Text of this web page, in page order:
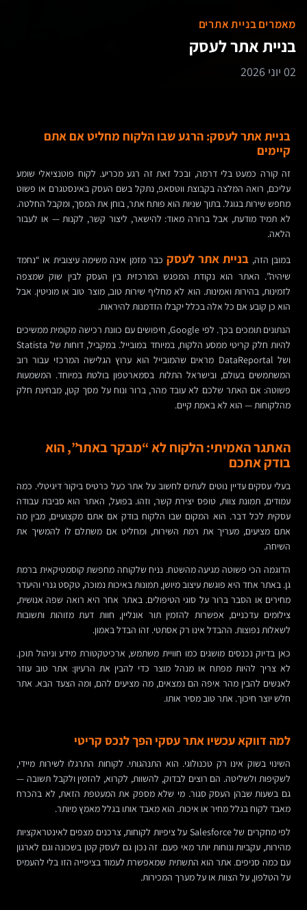
מאמרים בניית אתרים
בניית אתר לעסק
02 יוני 2026
בניית אתר לעסק: הרגע שבו הלקוח מחליט אם אתם
קיימים
זה קורה כמעט בלי דרמה, ובכל זאת זה רגע מכריע. לקוח פוטנציאלי שומע
עליכם, רואה המלצה בקבוצת ווטסאפ, נתקל בשם העסק באינסטגרם או פשוט
מחפש שירות בגוגל. בתוך שניות הוא פותח אתר, בוחן את המסך, ומקבל החלטה.
לא תמיד מודעת, אבל ברורה מאוד: להישאר, ליצור קשר, לקנות — או לעבור
הלאה.
במובן הזה, בניית אתר לעסק כבר מזמן אינה משימה עיצובית או “נחמד
שיהיה”. האתר הוא נקודת המפגש המרכזית בין העסק לבין שוק שמצפה
לזמינות, בהירות ואמינות. הוא לא מחליף שירות טוב, מוצר טוב או מוניטין. אבל
הוא כן קובע אם כל אלה בכלל יקבלו הזדמנות להיראות.
הנתונים תומכים בכך. לפי Google, חיפושים עם כוונת רכישה מקומית ממשיכים
להיות חלק קריטי ממסע הלקוח, במיוחד במובייל. במקביל, דוחות של Statista
ושל DataReportal מראים שהמובייל הוא ערוץ הגלישה המרכזי עבור רוב
המשתמשים בעולם, ובישראל התלות בסמארטפון בולטת במיוחד. המשמעות
פשוטה: אם האתר שלכם לא עובד מהר, ברור ונוח על מסך קטן, מבחינת חלק
מהלקוחות — הוא לא באמת קיים.
האתגר האמיתי: הלקוח לא “מבקר באתר”, הוא
בודק אתכם
בעלי עסקים עדיין נוטים לעתים לחשוב על אתר כעל כרטיס ביקור דיגיטלי. כמה
עמודים, תמונת צוות, טופס יצירת קשר, וזהו. בפועל, האתר הוא סביבת עבודה
עסקית לכל דבר. הוא המקום שבו הלקוח בודק אם אתם מקצועיים, מבין מה
אתם מציעים, מעריך את רמת השירות, ומחליט אם משתלם לו להמשיך את
השיחה.
הדוגמה הכי פשוטה מגיעה מהשטח. נניח שלקוחה מחפשת קוסמטיקאית ברמת
גן. באתר אחד היא פוגשת עיצוב מיושן, תמונות באיכות נמוכה, טקסט גנרי והיעדר
מחירים או הסבר ברור על סוגי הטיפולים. באתר אחר היא רואה שפה אנושית,
צילומים עדכניים, אפשרות להזמין תור אונליין, חוות דעת מזוהות ותשובות
לשאלות נפוצות. ההבדל אינו רק אסתטי. זהו הבדל באמון.
כאן בדיוק נכנסים מושגים כמו חוויית משתמש, ארכיטקטורת מידע וניהול תוכן.
לא צריך להיות מפתח או מנהל מוצר כדי להבין את הרעיון: אתר טוב עוזר
לאנשים להבין מהר איפה הם נמצאים, מה מציעים להם, ומה הצעד הבא. אתר
חלש יוצר חיכוך. אתר טוב מסיר אותו.
למה דווקא עכשיו אתר עסקי הפך לנכס קריטי
השינוי בשוק אינו רק טכנולוגי. הוא התנהגותי. לקוחות התרגלו לשירות מיידי,
לשקיפות ולשליטה. הם רוצים לבדוק, להשוות, לקרוא, להזמין ולקבל תשובה —
גם בשעות שבהן העסק סגור. מי שלא מספק את המעטפת הזאת, לא בהכרח
מאבד לקוח בגלל מחיר או איכות. הוא מאבד אותו בגלל מאמץ מיותר.
לפי מחקרים של Salesforce על ציפיות לקוחות, צרכנים מצפים לאינטראקציות
מהירות, עקביות ונוחות יותר מאי פעם. זה נכון גם לעסק קטן בשכונה וגם לארגון
עם כמה סניפים. אתר הוא התשתית שמאפשרת לעמוד בציפייה הזו בלי להעמיס
על הטלפון, על הצוות או על מערך המכירות.